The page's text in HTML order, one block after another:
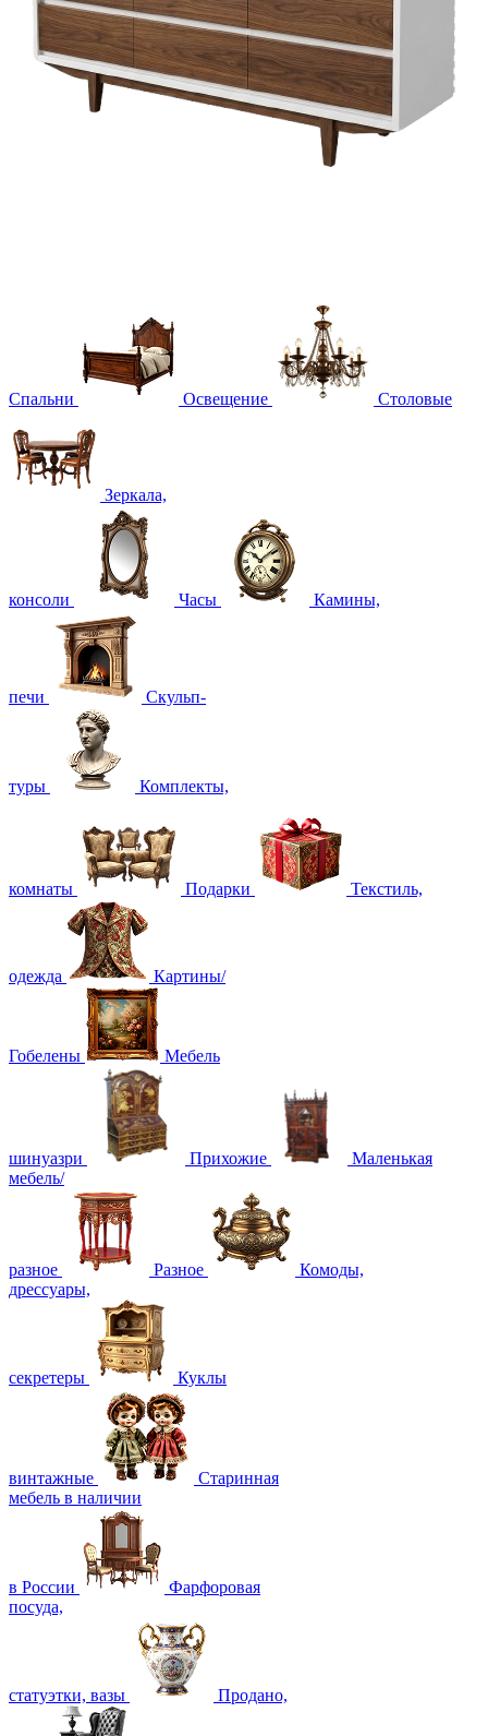
Спальни Освещение Столовые
Зеркала,
консоли Часы Камины,
печи Скульп-
туры Комплекты,
комнаты Подарки Текстиль,
одежда Картины/
Гобелены Мебель
шинуазри Прихожие
Маленькая
мебель/
разное Разное
Комоды,
дрессуары,
секретеры Куклы
винтажные
Старинная
мебель в наличии
в России
Фарфоровая
посуда,
статуэтки, вазы Продано,